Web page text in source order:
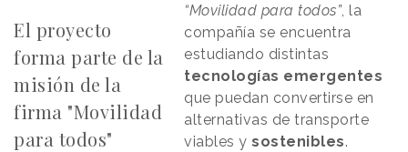
El proyecto
forma parte de la
misión de la
firma "Movilidad
para todos"
“Movilidad para todos”, la
compañía se encuentra
estudiando distintas
tecnologías emergentes
que puedan convertirse en
alternativas de transporte
viables ysostenibles.